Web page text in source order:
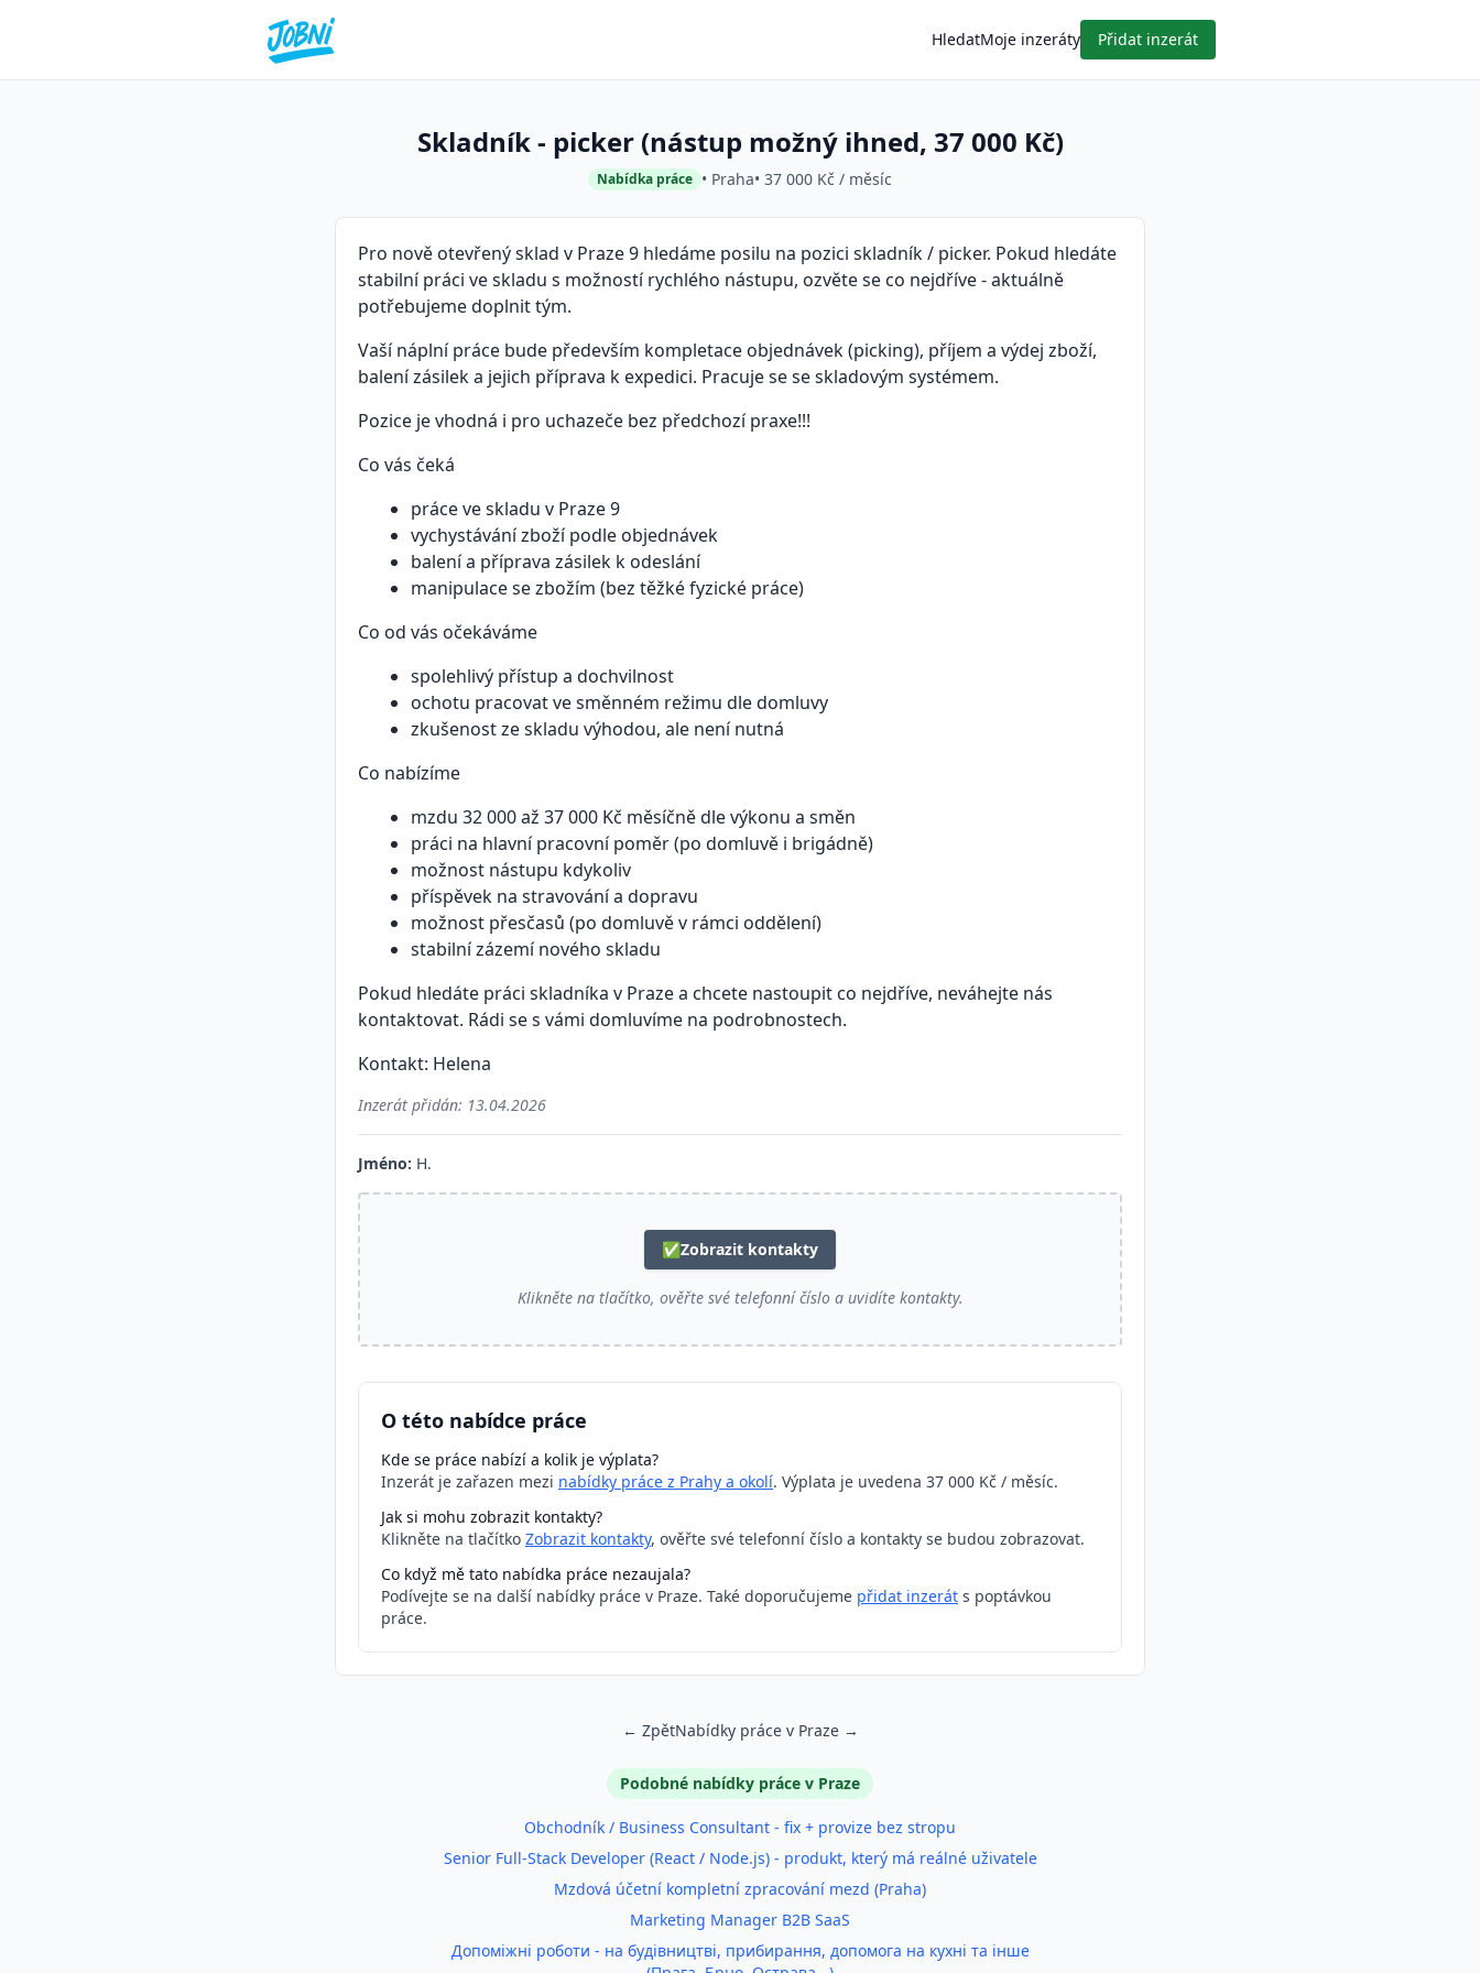
HledatMoje inzeráty Přidat inzerát
Skladník - picker (nástup možný ihned, 37 000 Kč)
Nabídka práce • Praha• 37 000 Kč / měsíc
Pro nově otevřený sklad v Praze 9 hledáme posilu na pozici skladník / picker. Pokud hledáte
stabilní práci ve skladu s možností rychlého nástupu, ozvěte se co nejdříve - aktuálně
potřebujeme doplnit tým.
Vaší náplní práce bude především kompletace objednávek (picking), příjem a výdej zboží,
balení zásilek a jejich příprava k expedici. Pracuje se se skladovým systémem.
Pozice je vhodná i pro uchazeče bez předchozí praxe!!!
Co vás čeká
práce ve skladu v Praze 9
vychystávání zboží podle objednávek
balení a příprava zásilek k odeslání
manipulace se zbožím (bez těžké fyzické práce)
Co od vás očekáváme
spolehlivý přístup a dochvilnost
ochotu pracovat ve směnném režimu dle domluvy
zkušenost ze skladu výhodou, ale není nutná
Co nabízíme
mzdu 32 000 až 37 000 Kč měsíčně dle výkonu a směn
práci na hlavní pracovní poměr (po domluvě i brigádně)
možnost nástupu kdykoliv
příspěvek na stravování a dopravu
možnost přesčasů (po domluvě v rámci oddělení)
stabilní zázemí nového skladu
Pokud hledáte práci skladníka v Praze a chcete nastoupit co nejdříve, neváhejte nás
kontaktovat. Rádi se s vámi domluvíme na podrobnostech.
Kontakt: Helena
Inzerát přidán: 13.04.2026
Jméno: H.
✅Zobrazit kontakty
Klikněte na tlačítko, ověřte své telefonní číslo a uvidíte kontakty.
O této nabídce práce
Kde se práce nabízí a kolik je výplata?
Inzerát je zařazen mezi nabídky práce z Prahy a okolí. Výplata je uvedena 37 000 Kč / měsíc.
Jak si mohu zobrazit kontakty?
Klikněte na tlačítko Zobrazit kontakty, ověřte své telefonní číslo a kontakty se budou zobrazovat.
Co když mě tato nabídka práce nezaujala?
Podívejte se na další nabídky práce v Praze. Také doporučujeme přidat inzerát s poptávkou
práce.
← ZpětNabídky práce v Praze →
Podobné nabídky práce v Praze
Obchodník / Business Consultant - fix + provize bez stropu
Senior Full-Stack Developer (React / Node.js) - produkt, který má reálné uživatele
Mzdová účetní kompletní zpracování mezd (Praha)
Marketing Manager B2B SaaS
Допоміжні роботи - на будівництві, прибирання, допомога на кухні та інше